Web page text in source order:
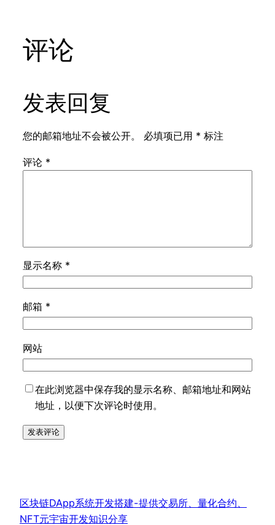
评论
发表回复
您的邮箱地址不会被公开。 必填项已用 * 标注
评论 *
显示名称 *
邮箱 *
网站
在此浏览器中保存我的显示名称、邮箱地址和网站
地址，以便下次评论时使用。
区块链DApp系统开发搭建-提供交易所、量化合约、
NFT元宇宙开发知识分享